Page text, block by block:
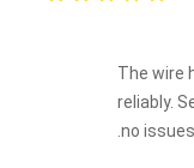
The wire
reliably.
no